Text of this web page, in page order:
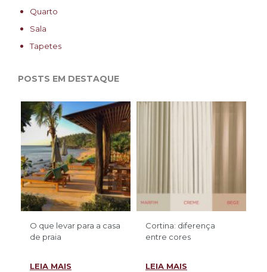
Quarto
Sala
Tapetes
POSTS EM DESTAQUE
O que levar para a casa
de praia
LEIA MAIS
Cortina: diferença
entre cores
LEIA MAIS